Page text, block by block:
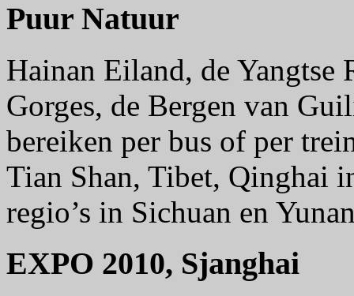
Puur Natuur
Hainan Eiland, de Yangtse
Gorges, de Bergen van
bereiken per bus of per
Tian Shan, Tibet, Qinghai
regio’s in Sichuan en
EXPO 2010, Sjanghai